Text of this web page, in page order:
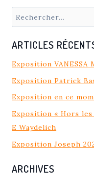
Rechercher :
ARTICLES
Exposition VANESSA
Exposition Patrick
Exposition en ce
Exposition « Hors les
E Waydelich
Exposition Joseph
ARCHIVES